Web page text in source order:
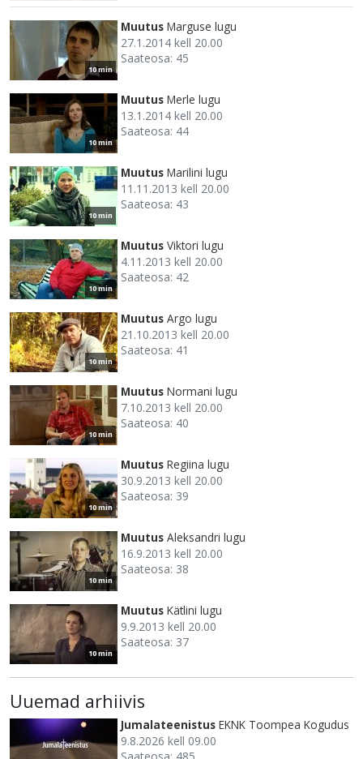
10 min
Muutus Marguse lugu
27.1.2014 kell 20.00
Saateosa: 45
10 min
Muutus Merle lugu
13.1.2014 kell 20.00
Saateosa: 44
10 min
Muutus Marilini lugu
11.11.2013 kell 20.00
Saateosa: 43
10 min
Muutus Viktori lugu
4.11.2013 kell 20.00
Saateosa: 42
10 min
Muutus Argo lugu
21.10.2013 kell 20.00
Saateosa: 41
10 min
Muutus Normani lugu
7.10.2013 kell 20.00
Saateosa: 40
10 min
Muutus Regiina lugu
30.9.2013 kell 20.00
Saateosa: 39
10 min
Muutus Aleksandri lugu
16.9.2013 kell 20.00
Saateosa: 38
10 min
Muutus Kätlini lugu
9.9.2013 kell 20.00
Saateosa: 37
Uuemad arhiivis
Jumalateenistus EKNK Toompea Kogudus
9.8.2026 kell 09.00